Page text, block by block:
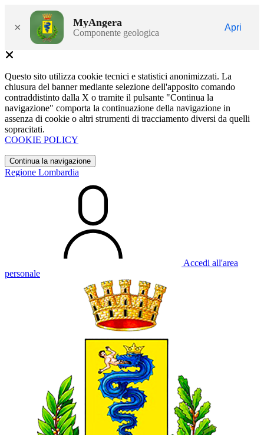
× MyAngera
Componente geologica
Apri
Questo sito utilizza cookie tecnici e statistici anonimizzati. La
chiusura del banner mediante selezione dell'apposito comando
contraddistinto dalla X o tramite il pulsante "Continua la
navigazione" comporta la continuazione della navigazione in
assenza di cookie o altri strumenti di tracciamento diversi da quelli
sopracitati.
COOKIE POLICY
Continua la navigazione
Regione Lombardia
Accedi all'area
personale